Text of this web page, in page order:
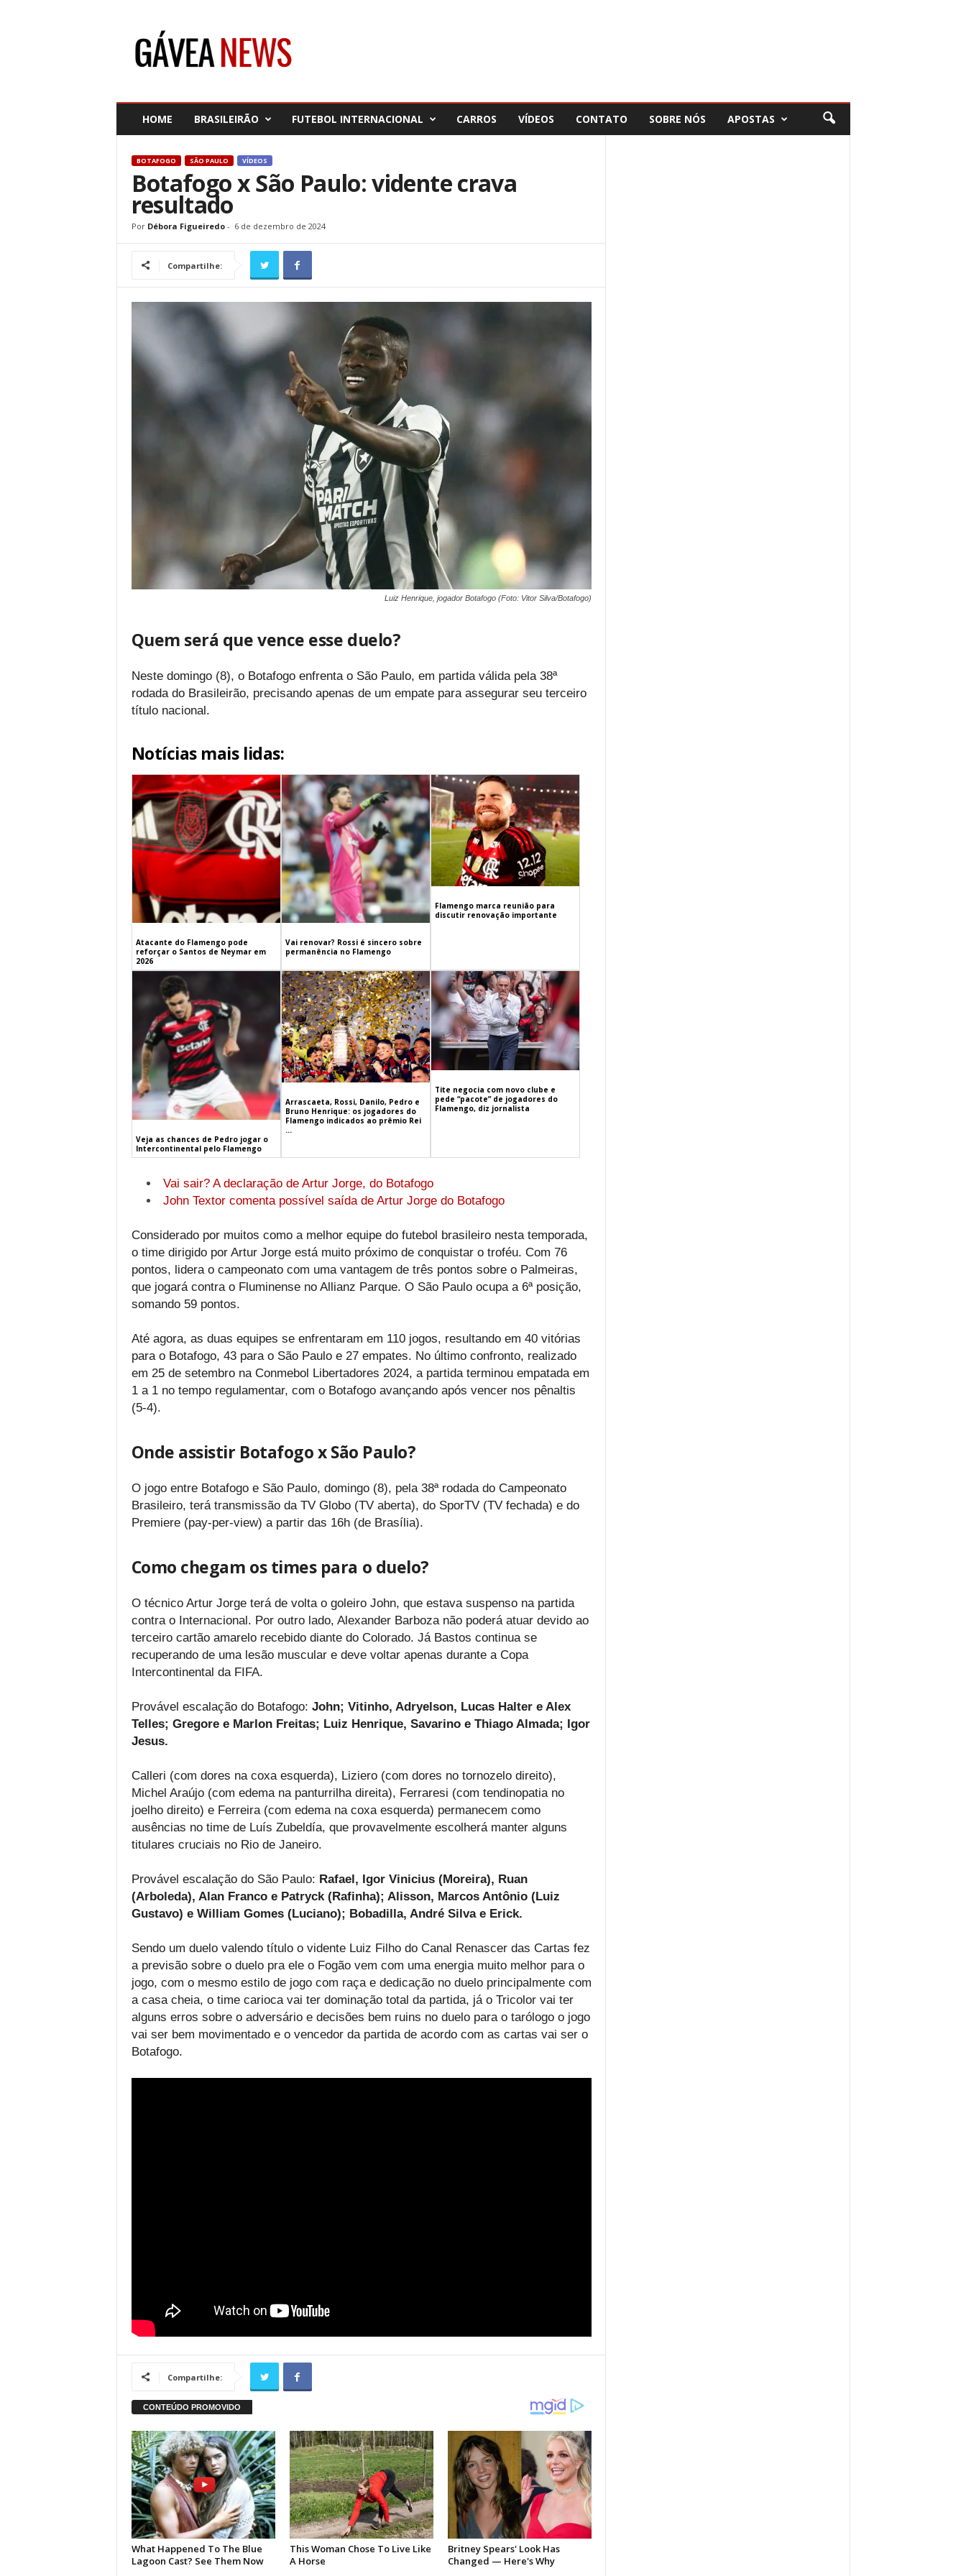
HOME BRASILEIRÃO FUTEBOL INTERNACIONAL CARROS VÍDEOS CONTATO SOBRE NÓS APOSTAS
BOTAFOGO SÃO PAULO VÍDEOS
Botafogo x São Paulo: vidente crava
resultado
Por Débora Figueiredo- 6 de dezembro de 2024
Compartilhe:
Luiz Henrique, jogador Botafogo (Foto: Vitor Silva/Botafogo)
Quem será que vence esse duelo?
Neste domingo (8), o Botafogo enfrenta o São Paulo, em partida válida pela 38ª
rodada do Brasileirão, precisando apenas de um empate para assegurar seu terceiro
título nacional.
Notícias mais lidas:
Atacante do Flamengo pode
reforçar o Santos de Neymar em
2026
Vai renovar? Rossi é sincero sobre
permanência no Flamengo
Flamengo marca reunião para
discutir renovação importante
Veja as chances de Pedro jogar o
Intercontinental pelo Flamengo
Arrascaeta, Rossi, Danilo, Pedro e
Bruno Henrique: os jogadores do
Flamengo indicados ao prêmio Rei
...
Tite negocia com novo clube e
pede “pacote” de jogadores do
Flamengo, diz jornalista
Vai sair? A declaração de Artur Jorge, do Botafogo
John Textor comenta possível saída de Artur Jorge do Botafogo
Considerado por muitos como a melhor equipe do futebol brasileiro nesta temporada,
o time dirigido por Artur Jorge está muito próximo de conquistar o troféu. Com 76
pontos, lidera o campeonato com uma vantagem de três pontos sobre o Palmeiras,
que jogará contra o Fluminense no Allianz Parque. O São Paulo ocupa a 6ª posição,
somando 59 pontos.
Até agora, as duas equipes se enfrentaram em 110 jogos, resultando em 40 vitórias
para o Botafogo, 43 para o São Paulo e 27 empates. No último confronto, realizado
em 25 de setembro na Conmebol Libertadores 2024, a partida terminou empatada em
1 a 1 no tempo regulamentar, com o Botafogo avançando após vencer nos pênaltis
(5-4).
Onde assistir Botafogo x São Paulo?
O jogo entre Botafogo e São Paulo, domingo (8), pela 38ª rodada do Campeonato
Brasileiro, terá transmissão da TV Globo (TV aberta), do SporTV (TV fechada) e do
Premiere (pay-per-view) a partir das 16h (de Brasília).
Como chegam os times para o duelo?
O técnico Artur Jorge terá de volta o goleiro John, que estava suspenso na partida
contra o Internacional. Por outro lado, Alexander Barboza não poderá atuar devido ao
terceiro cartão amarelo recebido diante do Colorado. Já Bastos continua se
recuperando de uma lesão muscular e deve voltar apenas durante a Copa
Intercontinental da FIFA.
Provável escalação do Botafogo: John; Vitinho, Adryelson, Lucas Halter e Alex
Telles; Gregore e Marlon Freitas; Luiz Henrique, Savarino e Thiago Almada; Igor
Jesus.
Calleri (com dores na coxa esquerda), Liziero (com dores no tornozelo direito),
Michel Araújo (com edema na panturrilha direita), Ferraresi (com tendinopatia no
joelho direito) e Ferreira (com edema na coxa esquerda) permanecem como
ausências no time de Luís Zubeldía, que provavelmente escolherá manter alguns
titulares cruciais no Rio de Janeiro.
Provável escalação do São Paulo: Rafael, Igor Vinicius (Moreira), Ruan
(Arboleda), Alan Franco e Patryck (Rafinha); Alisson, Marcos Antônio (Luiz
Gustavo) e William Gomes (Luciano); Bobadilla, André Silva e Erick.
Sendo um duelo valendo título o vidente Luiz Filho do Canal Renascer das Cartas fez
a previsão sobre o duelo pra ele o Fogão vem com uma energia muito melhor para o
jogo, com o mesmo estilo de jogo com raça e dedicação no duelo principalmente com
a casa cheia, o time carioca vai ter dominação total da partida, já o Tricolor vai ter
alguns erros sobre o adversário e decisões bem ruins no duelo para o tarólogo o jogo
vai ser bem movimentado e o vencedor da partida de acordo com as cartas vai ser o
Botafogo.
Compartilhe: